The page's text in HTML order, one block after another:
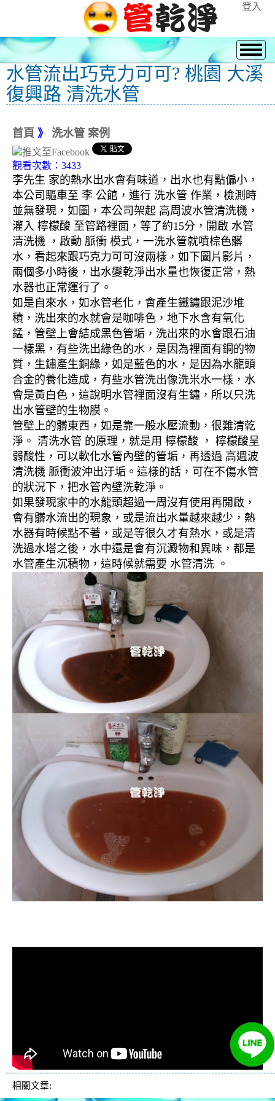
登入
水管流出巧克力可可? 桃園 大溪
復興路 清洗水管
首頁 》 洗水管 案例
觀看次數：3433
李先生 家的熱水出水會有味道，出水也有點偏小，
本公司驅車至 李 公館，進行 洗水管 作業，檢測時
並無發現，如圖，本公司架起 高周波水管清洗機，
灌入 檸檬酸 至管路裡面，等了約15分，開啟 水管
清洗機 ，啟動 脈衝 模式，一洗水管就噴棕色髒
水，看起來跟巧克力可可沒兩樣，如下圖片影片，
兩個多小時後，出水變乾淨出水量也恢復正常，熱
水器也正常運行了。
如是自來水，如水管老化，會產生鐵鏽跟泥沙堆
積，洗出來的水就會是咖啡色，地下水含有氧化
錳，管壁上會結成黑色管垢，洗出來的水會跟石油
一樣黑，有些洗出綠色的水，是因為裡面有銅的物
質，生鏽產生銅綠，如是藍色的水，是因為水龍頭
合金的養化造成，有些水管洗出像洗米水一樣，水
會是黃白色，這說明水管裡面沒有生鏽，所以只洗
出水管壁的生物膜。
管壁上的髒東西，如是靠一般水壓流動，很難清乾
淨。 清洗水管 的原理，就是用 檸檬酸 ， 檸檬酸呈
弱酸性，可以軟化水管內壁的管垢，再透過 高週波
清洗機 脈衝波沖出汙垢。這樣的話，可在不傷水管
的狀況下，把水管內壁洗乾淨。
如果發現家中的水龍頭超過一周沒有使用再開啟，
會有髒水流出的現象，或是流出水量越來越少，熱
水器有時候點不著，或是等很久才有熱水，或是清
洗過水塔之後，水中還是會有沉澱物和異味，都是
水管產生沉積物，這時候就需要 水管清洗 。
相關文章: